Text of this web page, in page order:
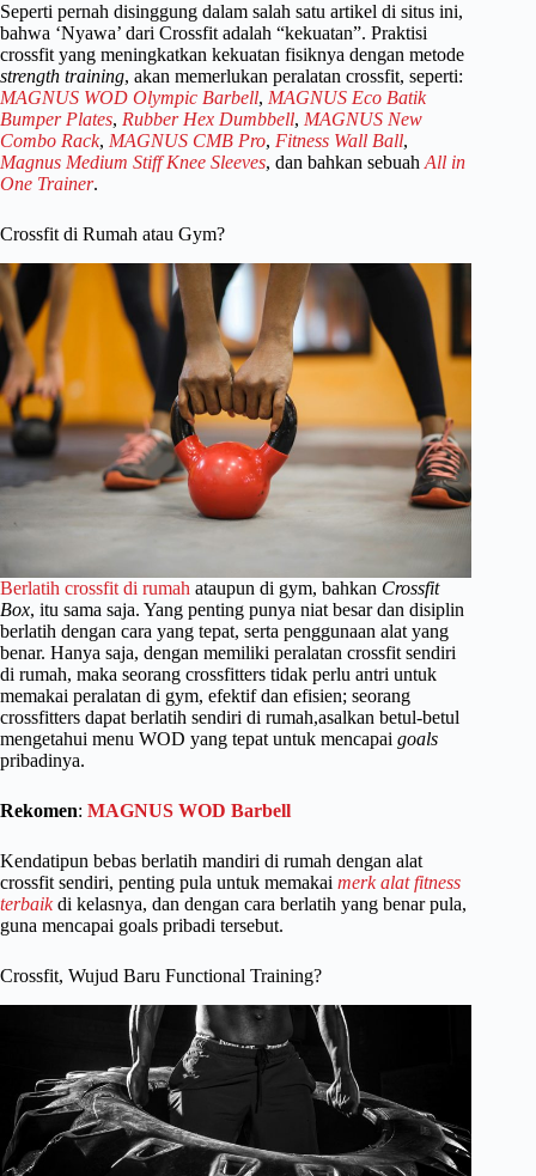
Seperti pernah disinggung dalam salah satu artikel di situs ini,
bahwa ‘Nyawa’ dari Crossfit adalah “kekuatan”. Praktisi
crossfit yang meningkatkan kekuatan fisiknya dengan metode
strength training, akan memerlukan peralatan crossfit, seperti:
MAGNUS WOD Olympic Barbell, MAGNUS Eco Batik
Bumper Plates, Rubber Hex Dumbbell, MAGNUS New
Combo Rack, MAGNUS CMB Pro, Fitness Wall Ball,
Magnus Medium Stiff Knee Sleeves, dan bahkan sebuahAll in
One Trainer.
Crossfit di Rumah atau Gym?
Berlatih crossfit di rumah ataupun di gym, bahkan Crossfit
Box, itu sama saja. Yang penting punya niat besar dan disiplin
berlatih dengan cara yang tepat, serta penggunaan alat yang
benar. Hanya saja, dengan memiliki peralatan crossfit sendiri
di rumah, maka seorang crossfitters tidak perlu antri untuk
memakai peralatan di gym, efektif dan efisien; seorang
crossfitters dapat berlatih sendiri di rumah,asalkan betul-betul
mengetahui menu WOD yang tepat untuk mencapai goals
pribadinya.
Rekomen: MAGNUS WOD Barbell
Kendatipun bebas berlatih mandiri di rumah dengan alat
crossfit sendiri, penting pula untuk memakai merk alat fitness
terbaikdi kelasnya, dan dengan cara berlatih yang benar pula,
guna mencapai goals pribadi tersebut.
Crossfit, Wujud Baru Functional Training?